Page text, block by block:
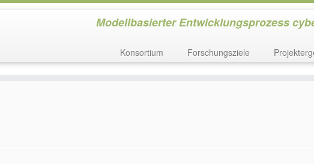
Modellbasierter Entwicklungsprozess
Konsortium Forschungsziele